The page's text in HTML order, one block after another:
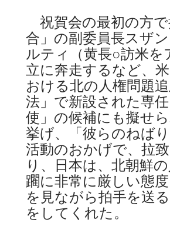
祝賀会の最初の方
合」の副委員長スザ
ルティ（黄長○訪米を
立に奔走するなど、
おける北の人権問題
法」で新設された専
使」の候補にも擬せ
挙げ、「彼らのねば
活動のおかげで、拉
り、日本は、北朝鮮
躙に非常に厳しい態
を見ながら拍手を送
をしてくれた。